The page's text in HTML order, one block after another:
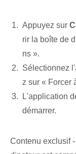
Appuyez sur
rir la boîte de
ns ».
Sélectionnez
z sur « Forcer
L'application
démarrer.
Contenu exclusif